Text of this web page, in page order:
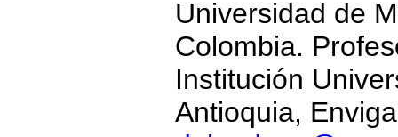
Universidad de
Colombia.
Institución
Antioquia,